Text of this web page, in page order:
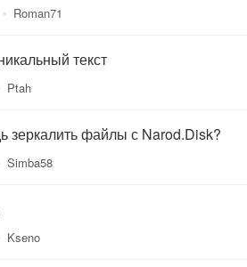
• Roman71
текст
Ptah
зеркалить файлы с Narod.Disk?
Simba58
Kseno